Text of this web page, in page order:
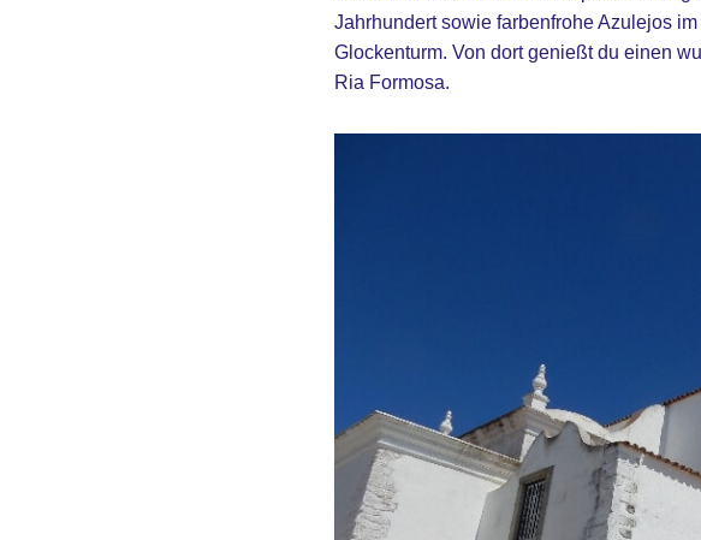
Jahrhundert sowie farbenfrohe Azulejos
Glockenturm. Von dort genießt du einen
Ria Formosa.